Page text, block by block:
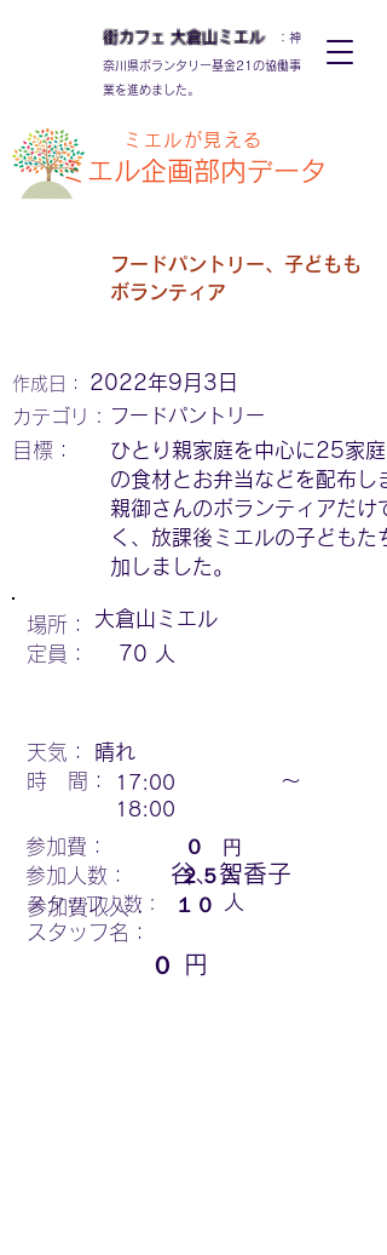
街カフェ 大倉山ミエル：神
奈川県ボランタリー基金21の協働事
業を進めました。
ミエルが見える
ミエル企画部内データ
フードパントリー、子どもも
ボランティア
2022年9月3日
作成日：
カテゴリ： フードパントリー
​目標：
ひとり親家庭を中心に25家庭
の食材とお弁当などを配布し
親御さんのボランティアだけ
く、放課後ミエルの子どもた
加しました。
場所：
大倉山ミエル
定員：
70 人
天気：
晴れ
時 間：
17:00 〜
18:00
参加費： ０ 円
参加人数：
スタッフ人数：
スタッフ名：
２５
１０
人
人
０ 円
谷、智香子
参加費収入：